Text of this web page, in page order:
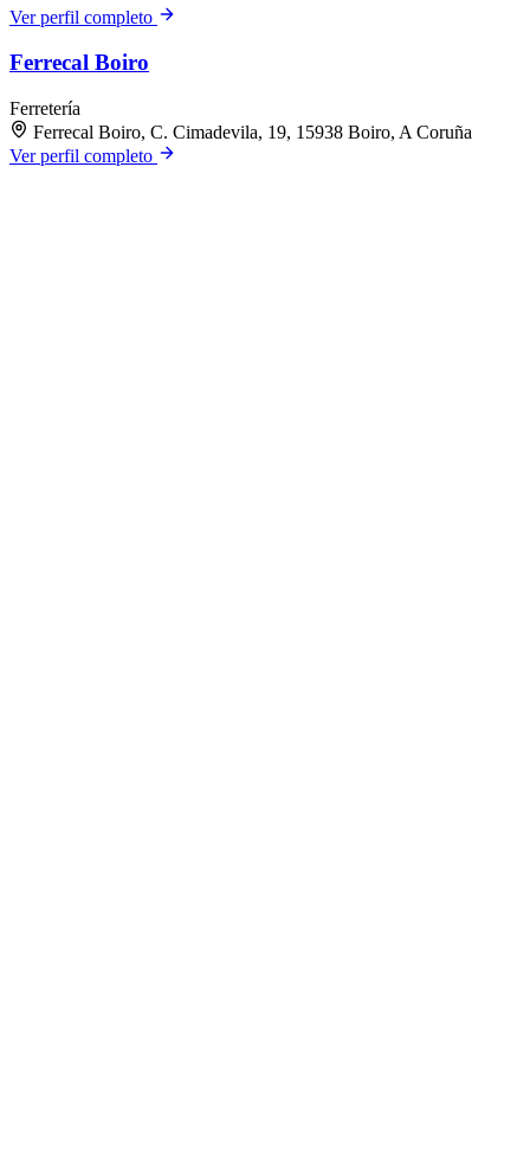
Ver perfil completo
Ferrecal Boiro
Ferretería
Ferrecal Boiro, C. Cimadevila, 19, 15938 Boiro, A Coruña
Ver perfil completo